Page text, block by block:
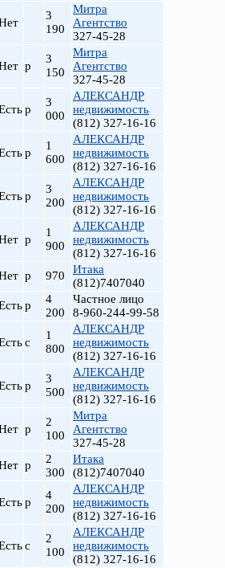
3
190
Митра
Агентство
327-45-28
р
3
150
Митра
Агентство
327-45-28
р
3
000
АЛЕКСАНДР
недвижимость
(812) 327-16-16
р
1
600
АЛЕКСАНДР
недвижимость
(812) 327-16-16
р
3
200
АЛЕКСАНДР
недвижимость
(812) 327-16-16
р
1
900
АЛЕКСАНДР
недвижимость
(812) 327-16-16
р 970
Итака
(812)7407040
р
4
200
Частное лицо
8-960-244-99-58
с
1
800
АЛЕКСАНДР
недвижимость
(812) 327-16-16
р
3
500
АЛЕКСАНДР
недвижимость
(812) 327-16-16
р
2
100
Митра
Агентство
327-45-28
р
2
300
Итака
(812)7407040
р
4
200
АЛЕКСАНДР
недвижимость
(812) 327-16-16
с
2
100
АЛЕКСАНДР
недвижимость
(812) 327-16-16